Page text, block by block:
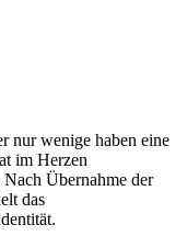
nur wenige haben eine
im Herzen
Übernahme der
das